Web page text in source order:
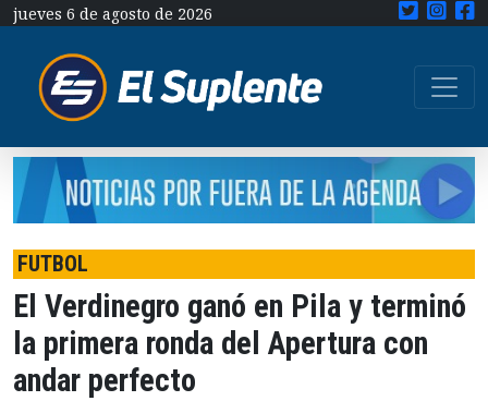
jueves 6 de agosto de 2026
FUTBOL
El Verdinegro ganó en Pila y terminó
la primera ronda del Apertura con
andar perfecto